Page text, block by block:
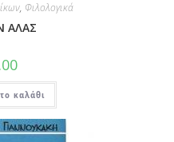
, Φιλολογικά
ΑΛΑΣ
καλάθι